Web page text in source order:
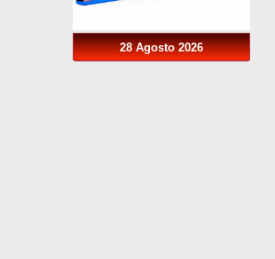
28 Agosto 2026